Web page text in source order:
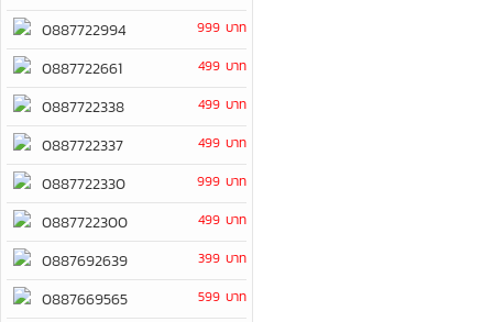
0887722994
999 บาท
0887722661 499 บาท
0887722338 499 บาท
0887722337 499 บาท
0887722330 999 บาท
0887722300 499 บาท
0887692639 399 บาท
0887669565 599 บาท